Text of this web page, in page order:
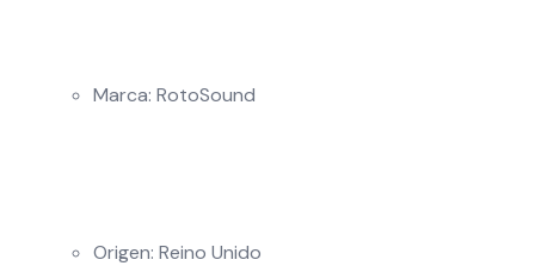
Marca: RotoSound
Origen: Reino Unido